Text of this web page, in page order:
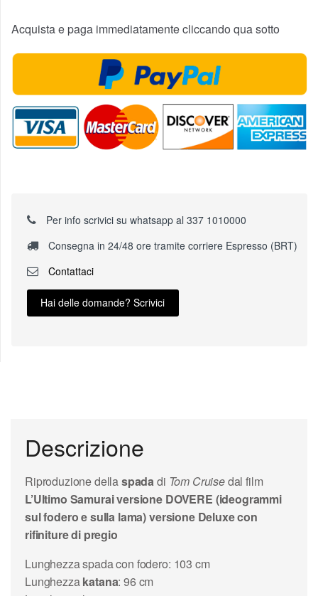
Acquista e paga immediatamente cliccando qua sotto
Per info scrivici su whatsapp al 337 1010000
Consegna in 24/48 ore tramite corriere Espresso (BRT)
Contattaci
Hai delle domande? Scrivici
Descrizione
Riproduzione dellaspadadi Tom Cruisedal film
L’Ultimo Samurai versione DOVERE (ideogrammi
sul fodero e sulla lama) versione Deluxe con
rifiniture di pregio
Lunghezza spada con fodero: 103 cm
Lunghezzakatana: 96 cm